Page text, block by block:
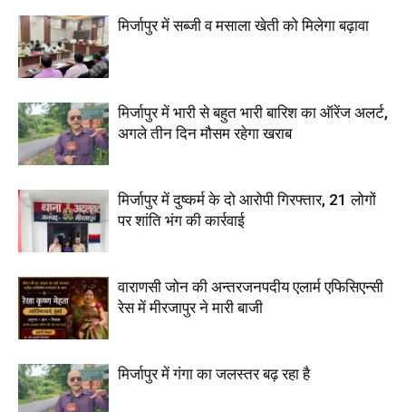
मिर्जापुर में सब्जी व मसाला खेती को मिलेगा बढ़ावा
मिर्जापुर में भारी से बहुत भारी बारिश का ऑरेंज अलर्ट,
अगले तीन दिन मौसम रहेगा खराब
मिर्जापुर में दुष्कर्म के दो आरोपी गिरफ्तार, 21 लोगों
पर शांति भंग की कार्रवाई
वाराणसी जोन की अन्तरजनपदीय एलार्म एफिसिएन्सी
रेस में मीरजापुर ने मारी बाजी
मिर्जापुर में गंगा का जलस्तर बढ़ रहा है